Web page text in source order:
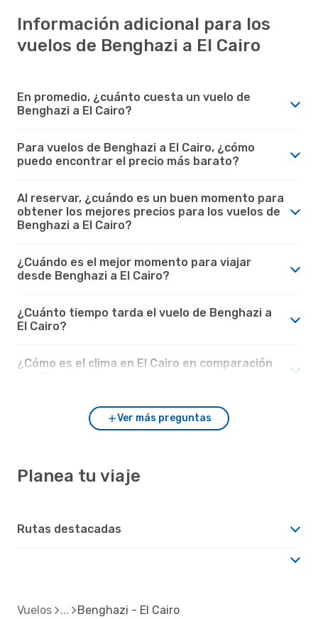
Información adicional para los
vuelos de Benghazi a El Cairo
En promedio, ¿cuánto cuesta un vuelo de
Benghazi a El Cairo?
Para vuelos de Benghazi a El Cairo, ¿cómo
puedo encontrar el precio más barato?
Al reservar, ¿cuándo es un buen momento para
obtener los mejores precios para los vuelos de
Benghazi a El Cairo?
¿Cuándo es el mejor momento para viajar
desde Benghazi a El Cairo?
¿Cuánto tiempo tarda el vuelo de Benghazi a
El Cairo?
¿Cómo es el clima en El Cairo en comparación
Ver más preguntas
Planea tu viaje
Rutas destacadas
Vuelos Benghazi - El Cairo